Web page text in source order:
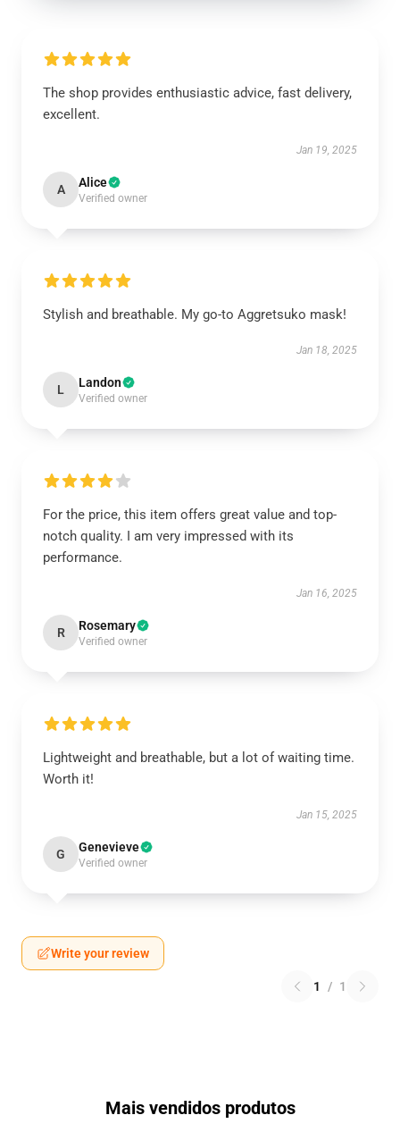
The shop provides enthusiastic advice, fast delivery,
excellent.
Jan 19, 2025
A Alice
Verified owner
Stylish and breathable. My go-to Aggretsuko mask!
Jan 18, 2025
L Landon
Verified owner
For the price, this item offers great value and top-
notch quality. I am very impressed with its
performance.
Jan 16, 2025
R Rosemary
Verified owner
Lightweight and breathable, but a lot of waiting time.
Worth it!
Jan 15, 2025
G Genevieve
Verified owner
Write your review
1 / 1
Mais vendidos produtos